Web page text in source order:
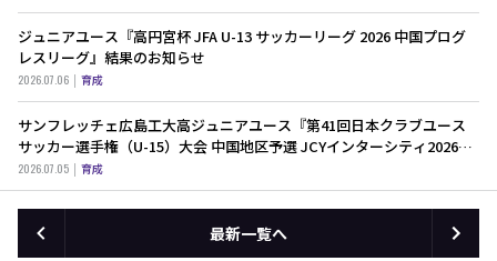
ジュニアユース『高円宮杯 JFA U-13 サッカーリーグ 2026 中国プログ
レスリーグ』結果のお知らせ
2026.07.06 育成
サンフレッチェ広島工大高ジュニアユース『第41回日本クラブユース
サッカー選手権（U-15）大会 中国地区予選 JCYインターシティ2026中
国地区予選 決定戦 』結果のお知らせ
2026.07.05 育成
最新一覧へ